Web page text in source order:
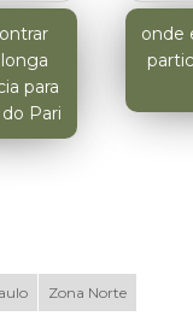
para
Pari
onde
Zona Norte